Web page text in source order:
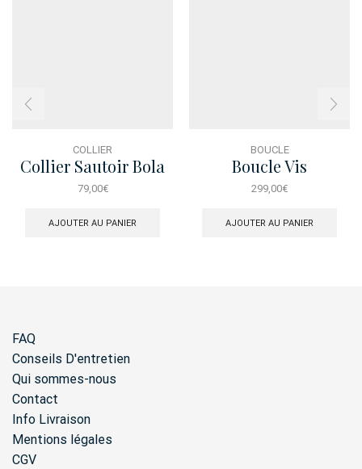
COLLIER
Collier Sautoir Bola
Tetine Rose
79,00€
AJOUTER AU PANIER
BOUCLE
Boucle Vis
299,00€
AJOUTER AU PANIER
FAQ
Conseils D'entretien
Qui sommes-nous
Contact
Info Livraison
Mentions légales
CGV